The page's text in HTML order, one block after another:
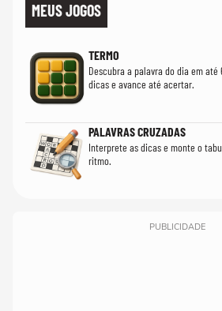
MEUS JOGOS
TERMO
Descubra a palavra do dia em até
dicas e avance até acertar.
PALAVRAS CRUZADAS
Interprete as dicas e monte o
ritmo.
PUBLICIDADE